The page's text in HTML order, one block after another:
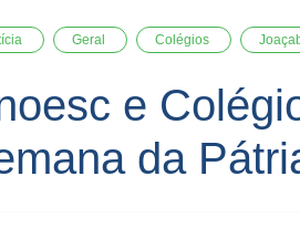
Geral Colégios
e
da